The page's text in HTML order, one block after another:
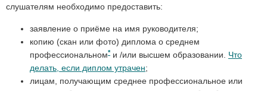
слушателям необходимо предоставить:
заявление о приёме на имя руководителя;
копию (скан или фото) диплома о среднем
профессиональном* и /или высшем образовании. Что
делать, если диплом утрачен;
лицам, получающим среднее профессиональное или